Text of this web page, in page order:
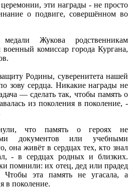
эти награды - не просто
о подвиге, совершённом во
Жукова родственникам
комиссар города Кургана,
Родины, суверенитета нашей
зову сердца. Никакие награды не
— сделать так, чтобы память о
из поколения в поколение, -
что память о героях не
документов или учебными
она живёт в сердцах тех, кто знал
- в сердцах родных и близких.
помнили: их отец, дед или прадед
эта память не угасала, а
в поколение.